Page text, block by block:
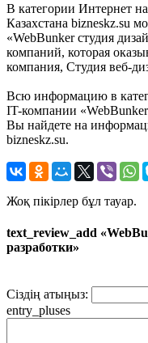
В категории Интернет
Казахстана bizneskz.su
«WebBunker студия
компаний, которая
компания, Студия веб-
Всю информацию в
IT-компании «WebBunker
Вы найдете на
bizneskz.su.
Жоқ пікірлер бұл тауар.
text_review_add
разработки»
Сіздің атыңыз:
entry_pluses